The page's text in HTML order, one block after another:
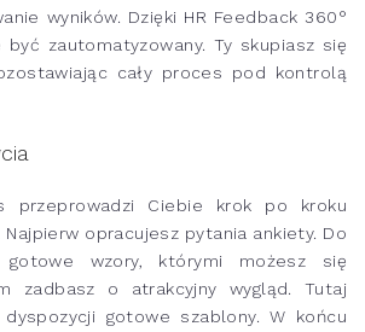
wyników. Dzięki HR Feedback 360°
być zautomatyzowany. Ty skupiasz się
cały proces pod kontrolą
przeprowadzi Ciebie krok po kroku
Najpierw opracujesz pytania ankiety. Do
gotowe wzory, którymi możesz się
zadbasz o atrakcyjny wygląd. Tutaj
gotowe szablony. W końcu